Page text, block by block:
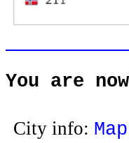
You are
City info: